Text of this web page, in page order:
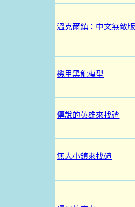
溫克爾鎮：中文無敵版
機甲黑龍模型
傳說的英雄來找碴
無人小鎮來找碴